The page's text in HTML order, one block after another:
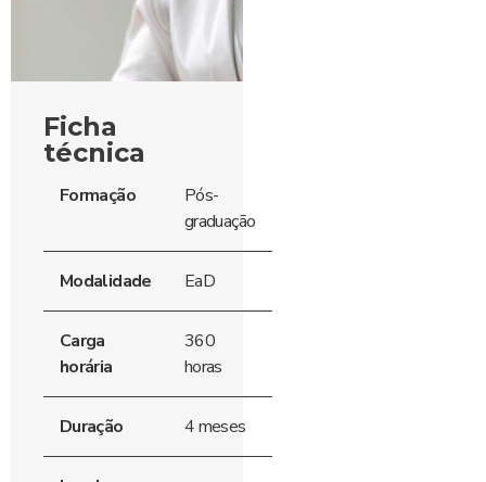
Ficha
técnica
Formação
Pós-
graduação
Modalidade EaD
Carga
horária
360
horas
Duração 4 meses